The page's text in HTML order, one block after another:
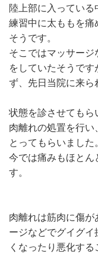
陸上部に入っている
練習中に太ももを
そうです。
そこではマッサー
をしていたそうで
ず、先日当院に来ら
状態を診させてもら
肉離れの処置を行
とってもらいました。
今では痛みもほと
す。
肉離れは筋肉に傷
ージなどでグイグ
くなったり悪化する